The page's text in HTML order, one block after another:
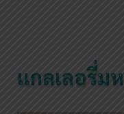
แกลเลอรี่ม